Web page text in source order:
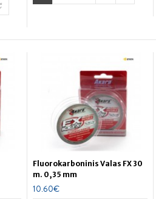
Fluorokarboninis Valas FX 30
m. 0,35 mm
10.60€